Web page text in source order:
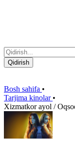
Qidirish
Bosh sahifa •
Tarjima kinolar •
Xizmatkor ayol /